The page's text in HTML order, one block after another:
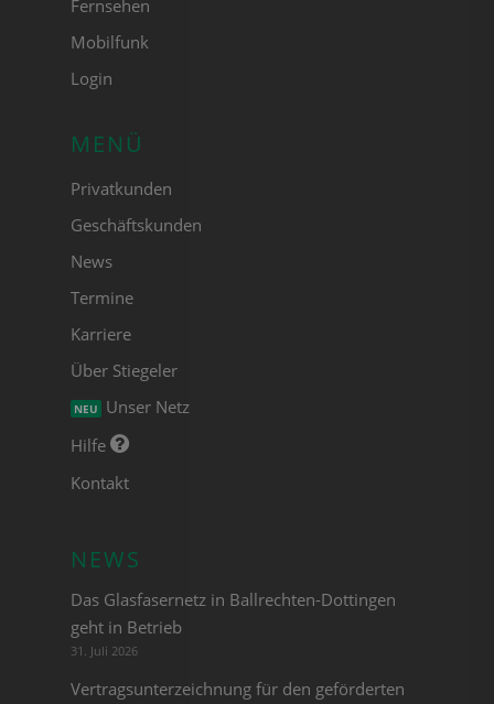
Fernsehen
Mobilfunk
Login
MENÜ
Privatkunden
Geschäftskunden
News
Termine
Karriere
Über Stiegeler
NEU
Unser Netz
Hilfe
Kontakt
NEWS
Das Glasfasernetz in Ballrechten-Dottingen
geht in Betrieb
31. Juli 2026
Vertragsunterzeichnung für den geförderten